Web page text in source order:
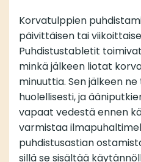
Korvatulppien
päivittäisen tai
Puhdistustabletit
minkä jälkeen liotat
minuuttia. Sen jälkeen
huolellisesti, ja
vapaat vedestä ennen
varmistaa
puhdistusastian
sillä se sisältää